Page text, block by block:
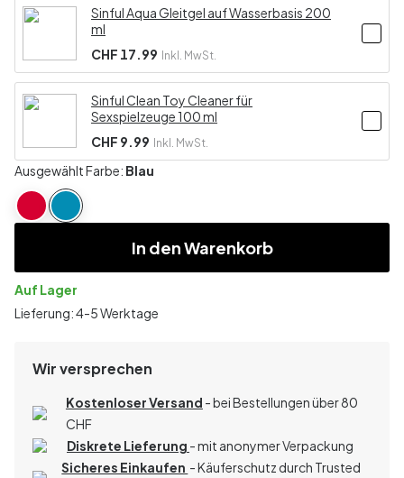
Sinful Aqua Gleitgel auf Wasserbasis 200
ml
CHF 17.99 Inkl. MwSt.
Sinful Clean Toy Cleaner für
Sexspielzeuge 100 ml
CHF 9.99 Inkl. MwSt.
Ausgewählt Farbe: Blau
In den Warenkorb
Auf Lager
Lieferung: 4-5 Werktage
Wir versprechen
Kostenloser Versand - bei Bestellungen über 80
CHF
Diskrete Lieferung - mit anonymer Verpackung
Sicheres Einkaufen - Käuferschutz durch Trusted